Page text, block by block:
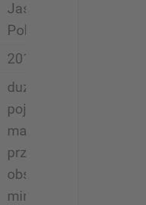
Jasionka,
Polska
2018–2022
duża
pojemność
magazynów,
przyspieszona
obsługa,
minimalizacja